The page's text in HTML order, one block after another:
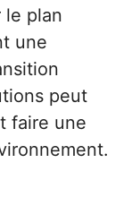
le plan
une
peut
faire une